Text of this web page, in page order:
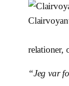
relationer,
“Jeg var